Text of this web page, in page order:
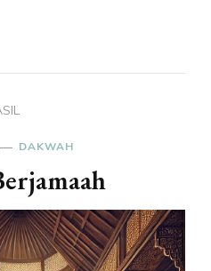
DAKWAH